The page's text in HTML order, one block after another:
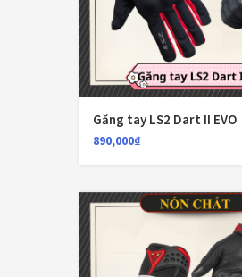
Găng tay LS2 Dart II EVO
890,000₫